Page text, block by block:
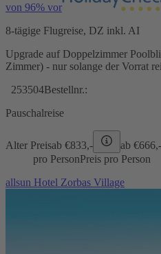
von 96% vor
8-tägige Flugreise, DZ inkl. AI
Upgrade auf Doppelzimmer
Zimmer) - nur solange der Vorrat
253504Bestellnr.:
Pauschalreise
Alter Preisab €833,- ab €666,-
pro PersonPreis pro Person
allsun Hotel Zorbas Village